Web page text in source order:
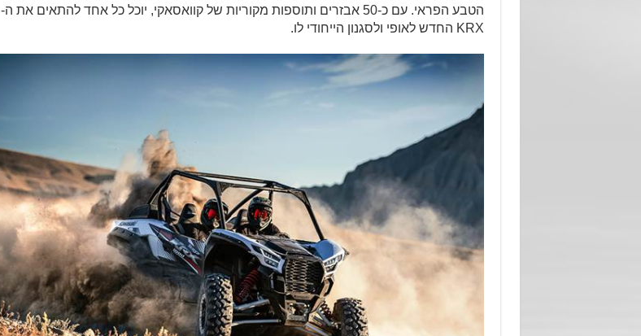
הטבע הפראי. עם כ-50 אבזרים ותוספות מקוריות של קוואסאקי, יוכל כל אחד להתאים את ה-
KRX החדש לאופי ולסגנון הייחודי לו.